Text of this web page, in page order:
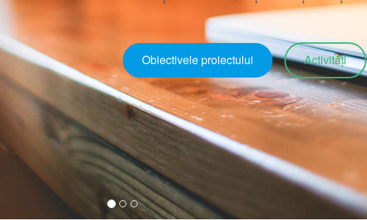
Obiectivele proiectului Activități